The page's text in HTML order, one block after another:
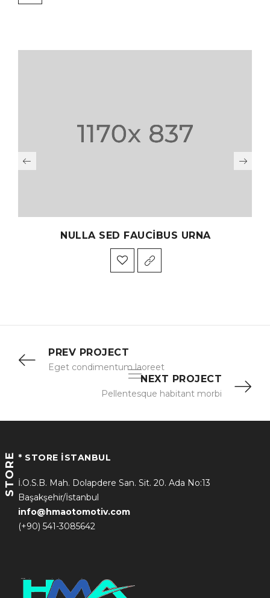
NULLA SED FAUCIBUS URNA
PREV PROJECT
Eget condimentum laoreet
NEXT PROJECT
Pellentesque habitant morbi
STORE * STORE İSTANBUL
İ.O.S.B. Mah. Dolapdere San. Sit. 20. Ada No:13
Başakşehir/İstanbul
info@hmaotomotiv.com
(+90) 541-3085642